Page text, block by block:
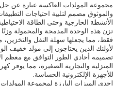
مجموعة المولدات العاكسة عبارة عن
والموثوق مصمم لتلبية احتياجات
الأنشطة الخارجية وحتى الطاقة
فقط، مما يجعلها سهلة النقل والتخزين،
لأولئك الذين يحتاجون إلى مولد خفيف
تصميمه أحادي الطور التوافق مع معظم
المنزلية والتجارية الصغيرة، مما يوفر
للأجهزة الإلكترونية الحساسة.
إحدى الميزات البارزة لمجموعة